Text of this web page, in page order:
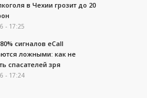
в Чехии грозит до 20
- 17:25
сигналов eCall
ложными: как не
спасателей зря
- 17:24